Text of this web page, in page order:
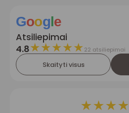
Google
Atsiliepimai
4.8★★★★★22 atsiliepimai
Skaityti visus
★★★★